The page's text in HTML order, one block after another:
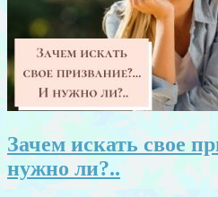
Зачем искать свое
нужно ли?..